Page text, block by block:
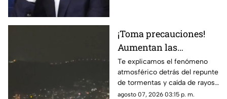
¡Toma precauciones!
Aumentan las
tormentas eléctricas y
lluvias intensas en
Acapulco
Te explicamos el fenómeno
atmosférico detrás del repunte
de tormentas y caída de rayos
en el puerto.
agosto 07, 2026 03:15 p. m.